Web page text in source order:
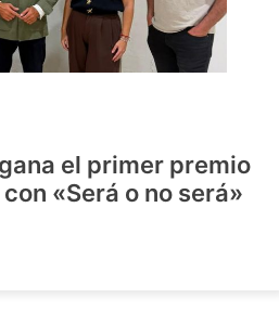
el primer premio
«Será o no será»